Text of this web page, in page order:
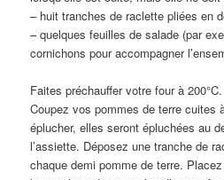
– huit tranches de raclette pliées en
– quelques feuilles de salade (par
cornichons pour accompagner
Faites préchauffer votre four à 200°C.
Coupez vos pommes de terre cuites
éplucher, elles seront épluchées au
l’assiette. Déposez une tranche de
chaque demi pomme de terre.